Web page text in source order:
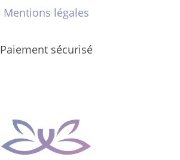
Mentions légales
Paiement sécurisé